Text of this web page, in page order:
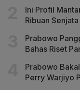
Ini Profil
Ribuan
Prabowo
Bahas Riset
Prabowo
Perry Warjiyo